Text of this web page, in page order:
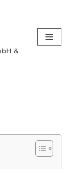
&